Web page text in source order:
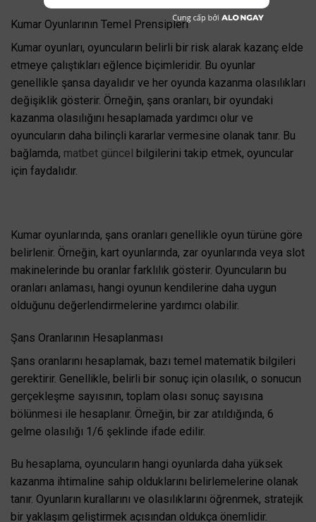
Kumar Oyunlarının Temel Prensipleri
Kumar oyunları, oyuncuların belirli bir risk alarak kazanç elde
etmeye çalıştıkları eğlence biçimleridir. Bu oyunlar
genellikle şansa dayalıdır ve her oyunda kazanma olasılıkları
değişiklik gösterir. Örneğin, şans oranları, bir oyundaki
kazanma olasılığını hesaplamada yardımcı olur ve
oyuncuların daha bilinçli kararlar vermesine olanak tanır. Bu
bağlamda, matbet güncel bilgilerini takip etmek, oyuncular
için faydalıdır.
Kumar oyunlarında, şans oranları genellikle oyun türüne göre
belirlenir. Örneğin, kart oyunlarında, zar oyunlarında veya slot
makinelerinde bu oranlar farklılık gösterir. Oyuncuların bu
oranları anlaması, hangi oyunun kendilerine daha uygun
olduğunu değerlendirmelerine yardımcı olabilir.
Şans Oranlarının Hesaplanması
Şans oranlarını hesaplamak, bazı temel matematik bilgileri
gerektirir. Genellikle, belirli bir sonuç için olasılık, o sonucun
gerçekleşme sayısının, toplam olası sonuç sayısına
bölünmesi ile hesaplanır. Örneğin, bir zar atıldığında, 6
gelme olasılığı 1/6 şeklinde ifade edilir.
Bu hesaplama, oyuncuların hangi oyunlarda daha yüksek
kazanma ihtimaline sahip olduklarını belirlemelerine olanak
tanır. Oyunların kurallarını ve olasılıklarını öğrenmek, stratejik
bir yaklaşım geliştirmek açısından oldukça önemlidir.